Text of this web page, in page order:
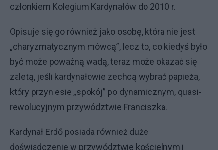
członkiem Kolegium Kardynałów do 2010 r.
Opisuje się go również jako osobę, która nie jest
„charyzmatycznym mówcą”, lecz to, co kiedyś było
być może poważną wadą, teraz może okazać się
zaletą, jeśli kardynałowie zechcą wybrać papieża,
który przyniesie „spokój” po dynamicznym, quasi-
rewolucyjnym przywództwie Franciszka.
Kardynał Erdő posiada również duże
doświadczenie w przywództwie kościelnym i